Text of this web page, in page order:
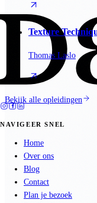
Texture
Thomas Laslo
Bekijk alle opleidingen
NAVIGEER SNEL
Home
Over ons
Blog
Contact
Plan je bezoek